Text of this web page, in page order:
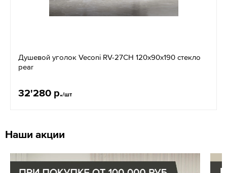
Душевой уголок Veconi RV-27CH 120x90x190 стекло
pear
32'280 р./шт
Наши акции